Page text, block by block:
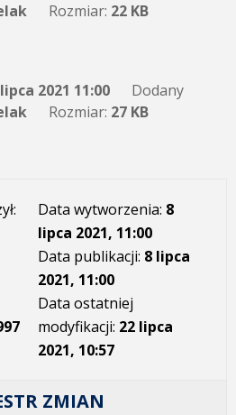
Rozmiar: 22 KB
2021 11:00
Dodany
Rozmiar: 27 KB
Data wytworzenia: 8
lipca 2021, 11:00
Data publikacji: 8 lipca
2021, 11:00
Data ostatniej
modyfikacji: 22 lipca
2021, 10:57
ZMIAN